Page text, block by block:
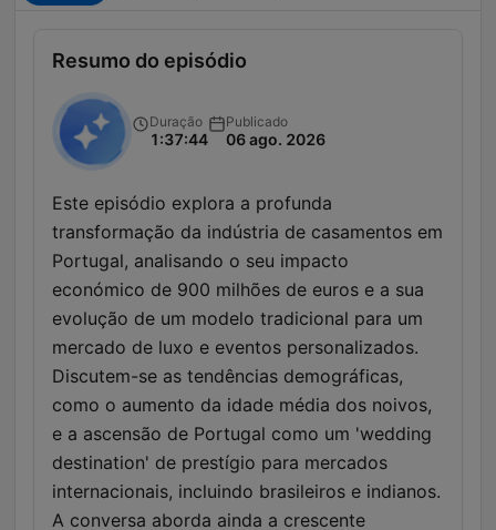
Resumo do episódio
Duração
1:37:44
Publicado
06 ago. 2026
Este episódio explora a profunda
transformação da indústria de casamentos em
Portugal, analisando o seu impacto
económico de 900 milhões de euros e a sua
evolução de um modelo tradicional para um
mercado de luxo e eventos personalizados.
Discutem-se as tendências demográficas,
como o aumento da idade média dos noivos,
e a ascensão de Portugal como um 'wedding
destination' de prestígio para mercados
internacionais, incluindo brasileiros e indianos.
A conversa aborda ainda a crescente